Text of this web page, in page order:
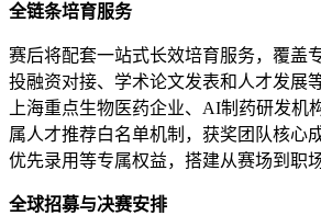
全链条培育服务
赛后将配套一站式长效培育服务，覆盖
投融资对接、学术论文发表和人才发展
上海重点生物医药企业、AI制药研发机
属人才推荐白名单机制，获奖团队核心
优先录用等专属权益，搭建从赛场到职
全球招募与决赛安排